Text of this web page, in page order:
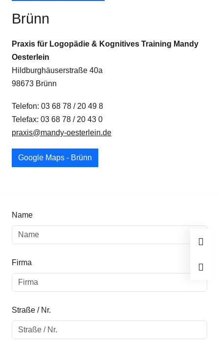
Brünn
Praxis für Logopädie & Kognitives Training Mandy
Oesterlein
Hildburghäuserstraße 40a
98673 Brünn
Telefon: 03 68 78 / 20 49 8
Telefax: 03 68 78 / 20 43 0
praxis@mandy-oesterlein.de
Google Maps - Brünn
Name
Firma
Straße / Nr.